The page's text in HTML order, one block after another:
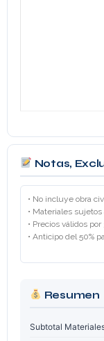
Notas,
Resumen
Subtotal